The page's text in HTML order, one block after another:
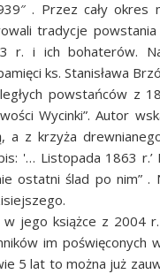
. Przez cały okres
tradycje
r. i ich bohaterów.
ks. Stanisława
powstańców z
Wycinki”. Autor
a z krzyża
'… Listopada 1863
ostatni ślad po nim” .
jego książce z 2004
im poświęconych
5 lat to można już